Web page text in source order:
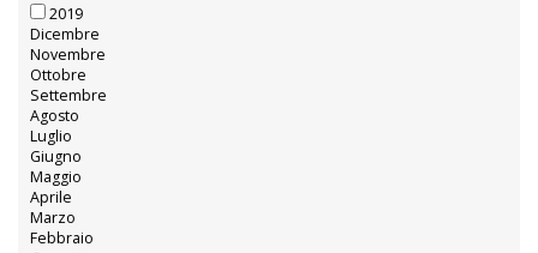
2019
Dicembre
Novembre
Ottobre
Settembre
Agosto
Luglio
Giugno
Maggio
Aprile
Marzo
Febbraio